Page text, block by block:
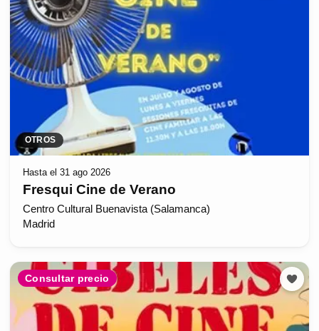
OTROS
Hasta el 31 ago 2026
Fresqui Cine de Verano
Centro Cultural Buenavista (Salamanca)
Madrid
Consultar precio